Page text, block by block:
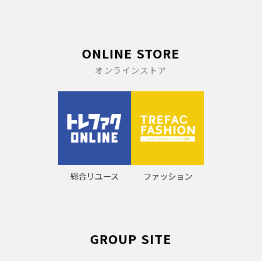
ONLINE STORE
オンラインストア
総合リユース ファッション
GROUP SITE